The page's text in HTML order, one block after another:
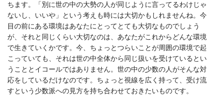
ちます。「別に世の中の大勢の人が同じように言ってるわけじゃ
ないし、いいや」という考えも時には大切かもしれませんね。今
目の前にある環境はあなたにとってとても大切なものでしょう
が、それと同じくらい大切なのは、あなたがこれからどんな環境
で生きていくかです。今、ちょっとつらいことが周囲の環境で起
こっていても、それは世の中全体から同じ扱いを受けているとい
うこととイコールではありません。世の中の少数の人がそんな対
応をしているだけなのです。ちょっと視線を広く持って、受け流
すという少数派への見方を持ち合わせておきたいものです。